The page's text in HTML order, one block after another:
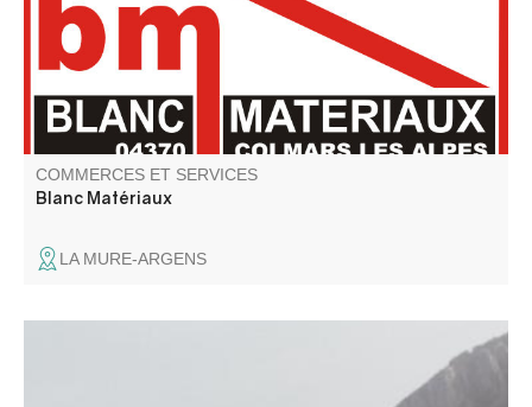
COMMERCES ET SERVICES
Blanc Matériaux
LA MURE-ARGENS
propose des prestations pour les couples, mariages et